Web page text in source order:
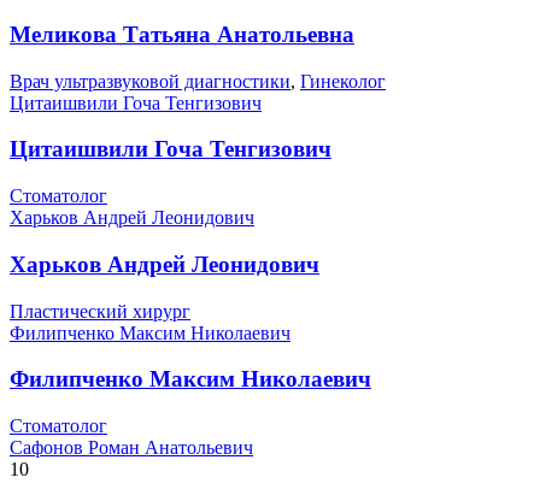
Меликова Татьяна Анатольевна
Врач ультразвуковой диагностики, Гинеколог
Цитаишвили Гоча Тенгизович
Цитаишвили Гоча Тенгизович
Стоматолог
Харьков Андрей Леонидович
Харьков Андрей Леонидович
Пластический хирург
Филипченко Максим Николаевич
Филипченко Максим Николаевич
Стоматолог
Сафонов Роман Анатольевич
10